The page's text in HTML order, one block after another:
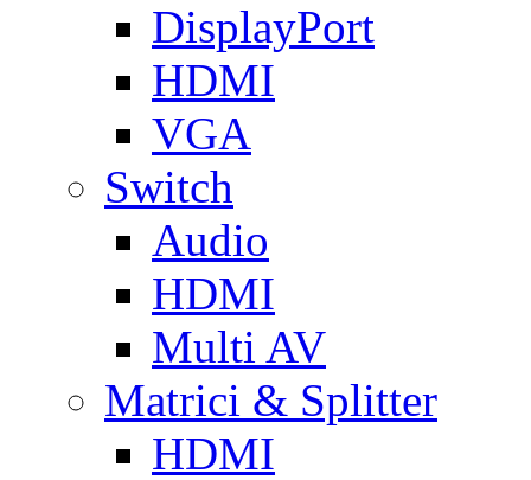
DisplayPort
HDMI
VGA
Switch
Audio
HDMI
Multi AV
Matrici & Splitter
HDMI